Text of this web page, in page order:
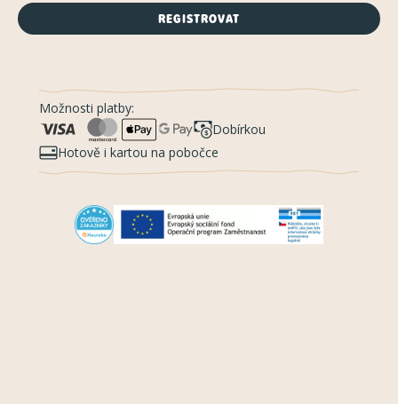
REGISTROVAT
Možnosti platby:
Dobírkou
Hotově i kartou na pobočce